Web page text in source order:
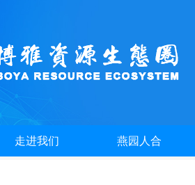
走进我们 燕园人合